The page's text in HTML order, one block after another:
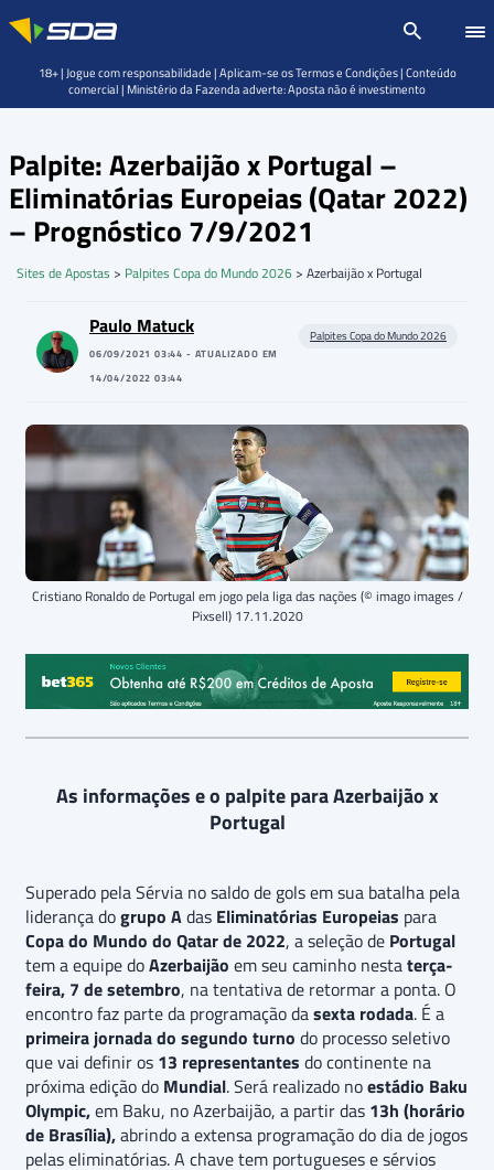
Palpite: Azerbaijão x Portugal –
Eliminatórias Europeias (Qatar 2022)
– Prognóstico 7/9/2021
Sites de Apostas > Palpites Copa do Mundo 2026 > Azerbaijão x Portugal
Paulo Matuck
06/09/2021 03:44 - ATUALIZADO EM
14/04/2022 03:44
Palpites Copa do Mundo 2026
Cristiano Ronaldo de Portugal em jogo pela liga das nações (© imago images /
Pixsell) 17.11.2020
As informações e o palpite para Azerbaijão x
Portugal
Superado pela Sérvia no saldo de gols em sua batalha pela
liderança dogrupo Adas Eliminatórias Europeias para
Copa do Mundo do Qatar de 2022, a seleção de Portugal
tem a equipe doAzerbaijão em seu caminho nestaterça-
feira, 7 de setembro, na tentativa de retormar a ponta. O
encontro faz parte da programação dasexta rodada. É a
primeira jornada do segundo turno do processo seletivo
que vai definir os 13 representantes do continente na
próxima edição do Mundial. Será realizado noestádio Baku
Olympic,em Baku, no Azerbaijão, a partir das 13h (horário
de Brasília),abrindo a extensa programação do dia de jogos
pelas eliminatórias. A chave tem portugueses e sérvios
18+ | Jogue com responsabilidade | Aplicam-se os Termos e Condições | Conteúdo
comercial | Ministério da Fazenda adverte: Aposta não é investimento